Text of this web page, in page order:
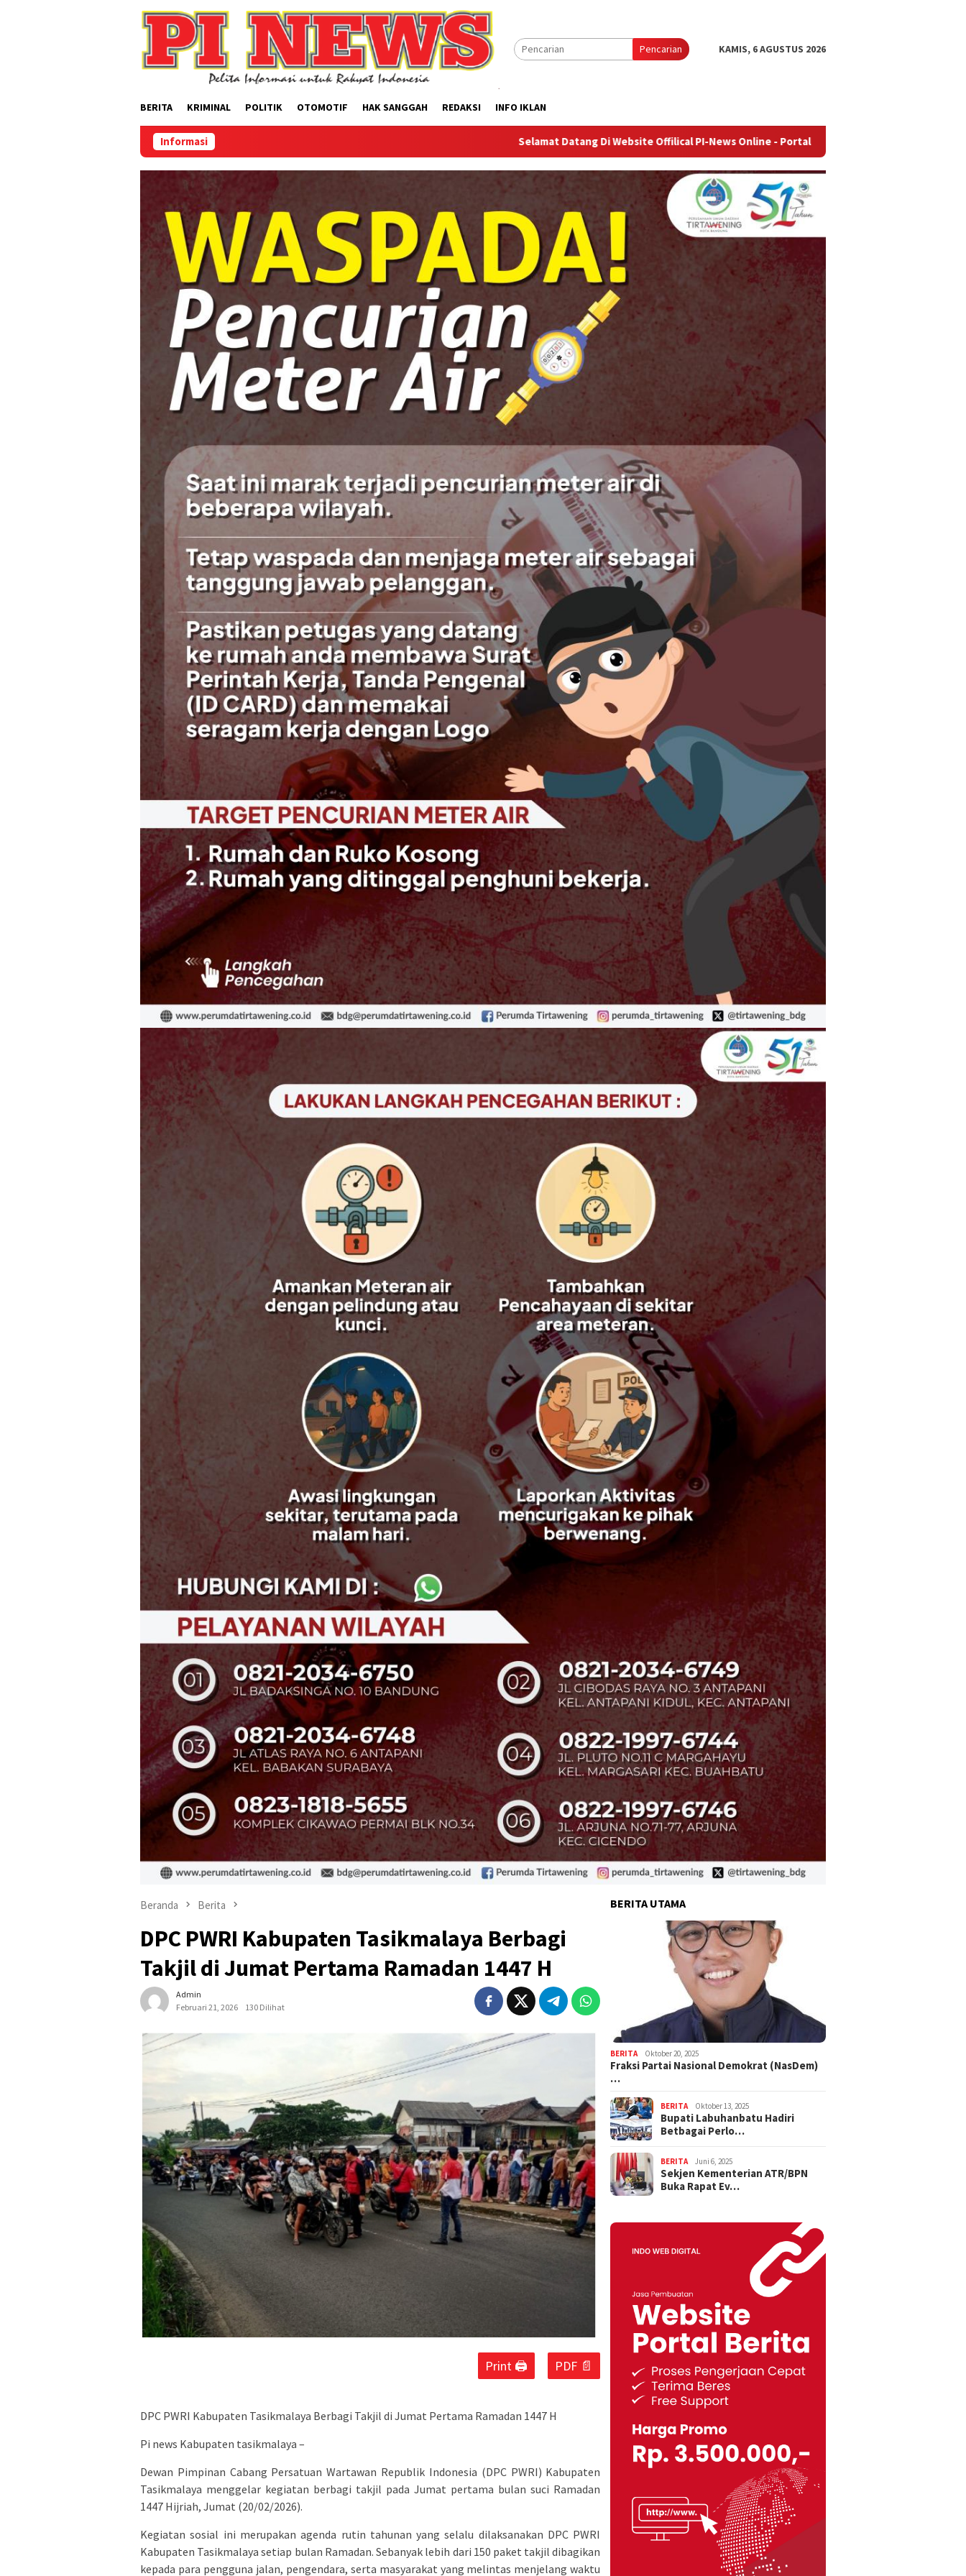
Pencarian
KAMIS, 6 AGUSTUS 2026
BERITA KRIMINAL POLITIK OTOMOTIF HAK SANGGAH REDAKSI INFO IKLAN
Informasi Selamat Datang Di Website Offilical PI-News Online - Portal Berita Terupdate & Terpercaya
Beranda Berita
DPC PWRI Kabupaten Tasikmalaya Berbagi
Takjil di Jumat Pertama Ramadan 1447 H
Admin
Februari 21, 2026
130 Dilihat
Print 🖨 PDF 📄
DPC PWRI Kabupaten Tasikmalaya Berbagi Takjil di Jumat Pertama Ramadan 1447 H
Pi news Kabupaten tasikmalaya –
Dewan Pimpinan Cabang Persatuan Wartawan Republik Indonesia (DPC PWRI) Kabupaten
Tasikmalaya menggelar kegiatan berbagi takjil pada Jumat pertama bulan suci Ramadan
1447 Hijriah, Jumat (20/02/2026).
Kegiatan sosial ini merupakan agenda rutin tahunan yang selalu dilaksanakan DPC PWRI
Kabupaten Tasikmalaya setiap bulan Ramadan. Sebanyak lebih dari 150 paket takjil dibagikan
kepada para pengguna jalan, pengendara, serta masyarakat yang melintas menjelang waktu
BERITA UTAMA
BERITA Oktober 20, 2025
Fraksi Partai Nasional Demokrat (NasDem)
…
BERITA Oktober 13, 2025
Bupati Labuhanbatu Hadiri
Betbagai Perlo…
BERITA Juni 6, 2025
Sekjen Kementerian ATR/BPN
Buka Rapat Ev…